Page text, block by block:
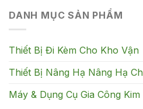
DANH MỤC SẢN PHẨM
Thiết Bị Đi Kèm Cho Kho Vận
Thiết Bị Nâng Hạ Nâng Hạ
Máy & Dụng Cụ Gia Công